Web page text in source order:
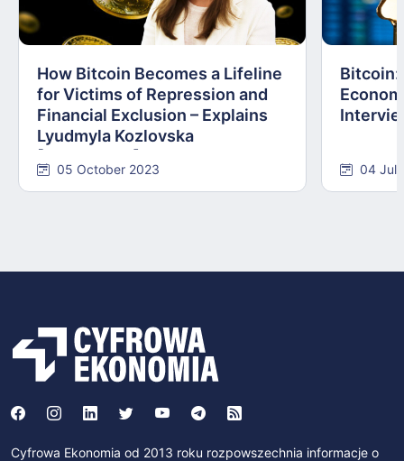
How Bitcoin Becomes a Lifeline
for Victims of Repression and
Financial Exclusion – Explains
Lyudmyla Kozlovska
05 October 2023
Bitcoin:
04
Cyfrowa Ekonomia od 2013 roku rozpowszechnia informacje o